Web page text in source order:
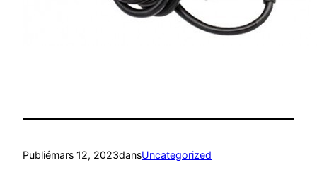
Publiémars 12, 2023dansUncategorized